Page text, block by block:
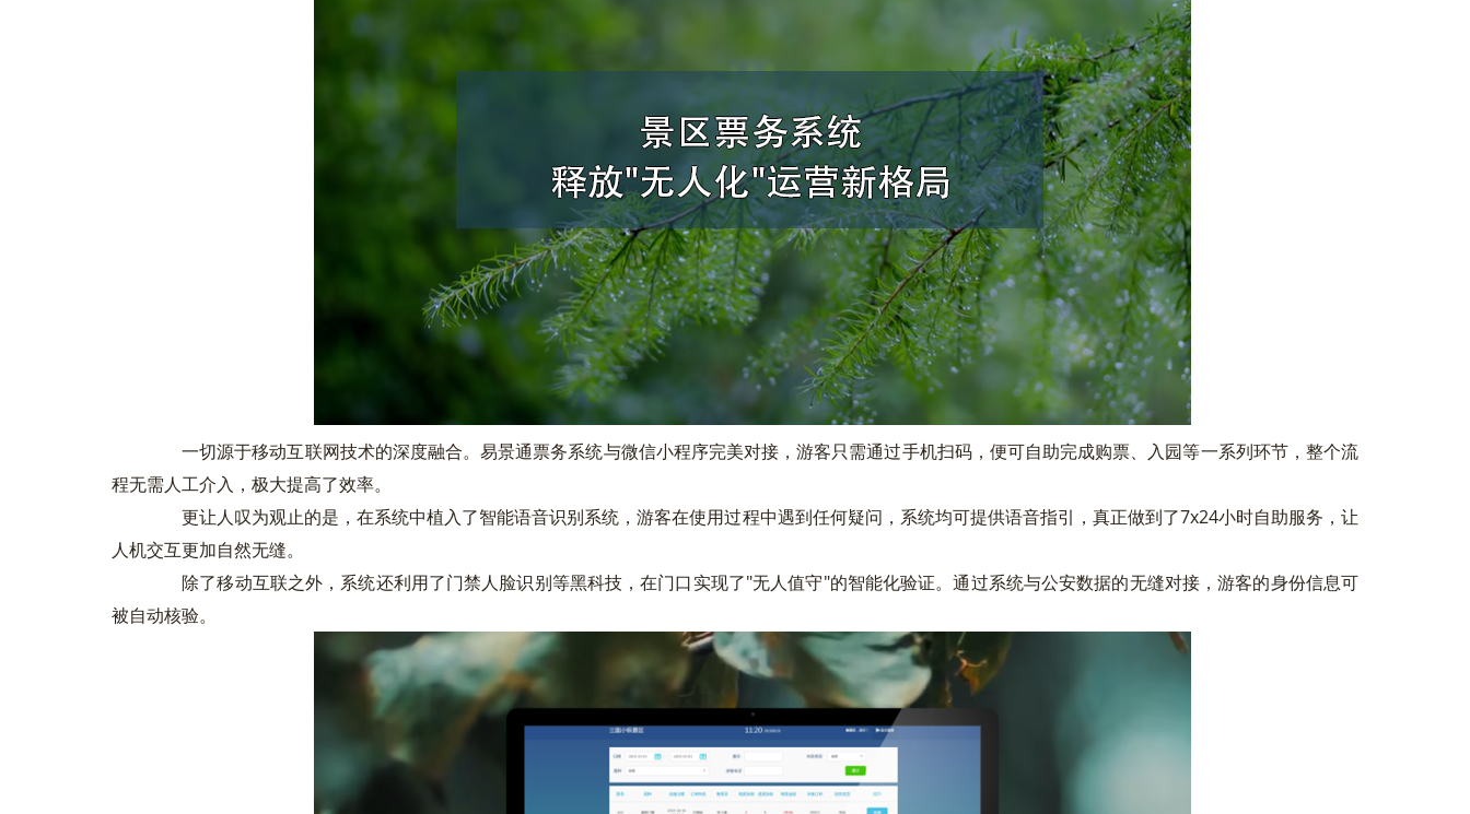
一切源于移动互联网技术的深度融合。易景通票务系统与微信小程序完美对接，游客只需通过手机扫码，便可自助完成购票、入园等一系列环节，整个流
程无需人工介入，极大提高了效率。
更让人叹为观止的是，在系统中植入了智能语音识别系统，游客在使用过程中遇到任何疑问，系统均可提供语音指引，真正做到了7x24小时自助服务，让
人机交互更加自然无缝。
除了移动互联之外，系统还利用了门禁人脸识别等黑科技，在门口实现了"无人值守"的智能化验证。通过系统与公安数据的无缝对接，游客的身份信息可
被自动核验。